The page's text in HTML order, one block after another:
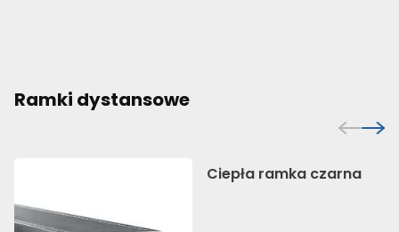
Ramki dystansowe
Ciepła ramka czarna